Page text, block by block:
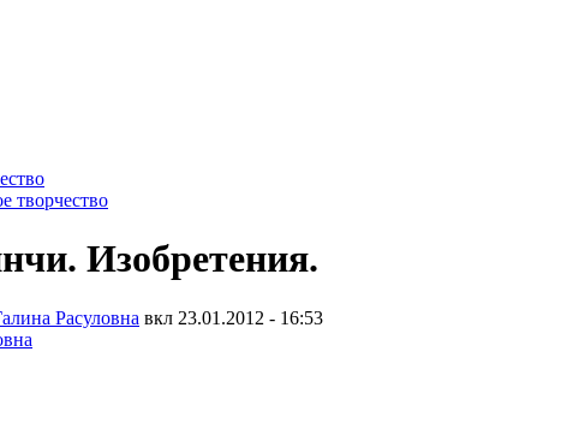
творчество
Изобретения.
Расуловна вкл 23.01.2012 - 16:53